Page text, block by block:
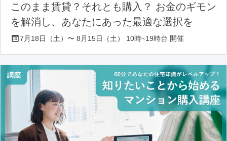
このまま賃貸？それとも購入？ お金のギモン
を解消し、あなたにあった最適な選択を
7月18日（土）〜 8月15日（土） 10時~19時台 開催